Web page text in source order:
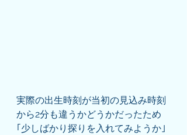
実際の出生時刻が当初の見込み時刻
から2分も違うかどうかだったため
｢少しばかり探りを入れてみようか｣